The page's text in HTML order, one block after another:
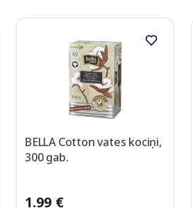
BELLA Cotton vates kociņi,
300 gab.
1.99 €